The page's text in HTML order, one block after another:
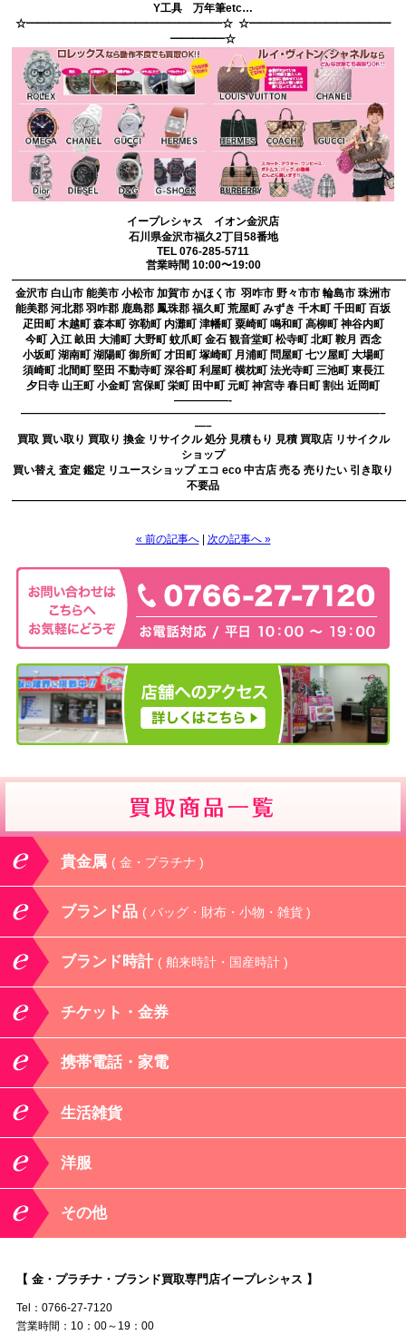
Y工具 万年筆etc…
☆━━━━━━━━━━━━━━━━━━☆ ☆━━━━━━━━━━━━━
━━━━━☆
イープレシャス イオン金沢店
石川県金沢市福久2丁目58番地
TEL 076-285-5711
営業時間 10:00〜19:00
金沢市 白山市 能美市 小松市 加賀市 かほく市 羽咋市 野々市市 輪島市 珠洲市
能美郡 河北郡 羽咋郡 鹿島郡 鳳珠郡 福久町 荒屋町 みずき 千木町 千田町 百坂
疋田町 木越町 森本町 弥勒町 内灘町 津幡町 粟崎町 鳴和町 高柳町 神谷内町
今町 入江 畝田 大浦町 大野町 蚊爪町 金石 観音堂町 松寺町 北町 鞍月 西念
小坂町 湖南町 湖陽町 御所町 才田町 塚崎町 月浦町 問屋町 七ツ屋町 大場町
須崎町 北間町 堅田 不動寺町 深谷町 利屋町 横枕町 法光寺町 三池町 東長江
夕日寺 山王町 小金町 宮保町 栄町 田中町 元町 神宮寺 春日町 割出 近岡町
—————-
—————————————————————————————————–
—–
買取 買い取り 買取り 換金 リサイクル 処分 見積もり 見積 買取店 リサイクル
ショップ
買い替え 査定 鑑定 リユースショップ エコ eco 中古店 売る 売りたい 引き取り
不要品
« 前の記事へ| 次の記事へ »
貴金属 ( 金・プラチナ )
ブランド品 ( バッグ・財布・小物・雑貨 )
ブランド時計 ( 舶来時計・国産時計 )
チケット・金券
携帯電話・家電
生活雑貨
洋服
その他
【 金・プラチナ・ブランド買取専門店イープレシャス 】
Tel：0766-27-7120
営業時間：10：00～19：00